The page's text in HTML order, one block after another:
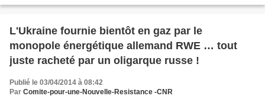
L'Ukraine fournie bientôt en gaz par le
monopole énergétique allemand RWE … tout
juste racheté par un oligarque russe !
Publié le 03/04/2014 à 08:42
Par Comite-pour-une-Nouvelle-Resistance -CNR